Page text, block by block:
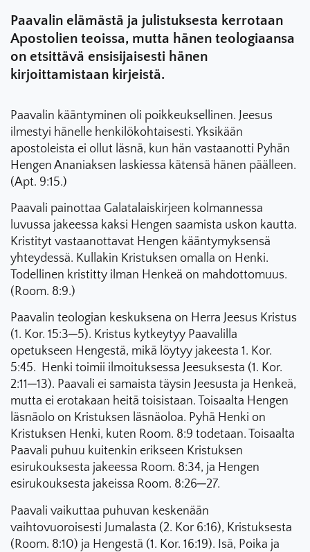
Paavalin elämästä ja julistuksesta kerrotaan
Apostolien teoissa, mutta hänen teologiaansa
on etsittävä ensisijaisesti hänen
kirjoittamistaan kirjeistä.
Paavalin kääntyminen oli poikkeuksellinen. Jeesus
ilmestyi hänelle henkilökohtaisesti. Yksikään
apostoleista ei ollut läsnä, kun hän vastaanotti Pyhän
Hengen Ananiaksen laskiessa kätensä hänen päälleen.
(Apt. 9:15.)
Paavali painottaa Galatalaiskirjeen kolmannessa
luvussa jakeessa kaksi Hengen saamista uskon kautta.
Kristityt vastaanottavat Hengen kääntymyksensä
yhteydessä. Kullakin Kristuksen omalla on Henki.
Todellinen kristitty ilman Henkeä on mahdottomuus.
(Room. 8:9.)
Paavalin teologian keskuksena on Herra Jeesus Kristus
(1. Kor. 15:3─5). Kristus kytkeytyy Paavalilla
opetukseen Hengestä, mikä löytyy jakeesta 1. Kor.
5:45. Henki toimii ilmoituksessa Jeesuksesta (1. Kor.
2:11─13). Paavali ei samaista täysin Jeesusta ja Henkeä,
mutta ei erotakaan heitä toisistaan. Toisaalta Hengen
läsnäolo on Kristuksen läsnäoloa. Pyhä Henki on
Kristuksen Henki, kuten Room. 8:9 todetaan. Toisaalta
Paavali puhuu kuitenkin erikseen Kristuksen
esirukouksesta jakeessa Room. 8:34, ja Hengen
esirukouksesta jakeissa Room. 8:26─27.
Paavali vaikuttaa puhuvan keskenään
vaihtovuoroisesti Jumalasta (2. Kor 6:16), Kristuksesta
(Room. 8:10) ja Hengestä (1. Kor. 16:19). Isä, Poika ja